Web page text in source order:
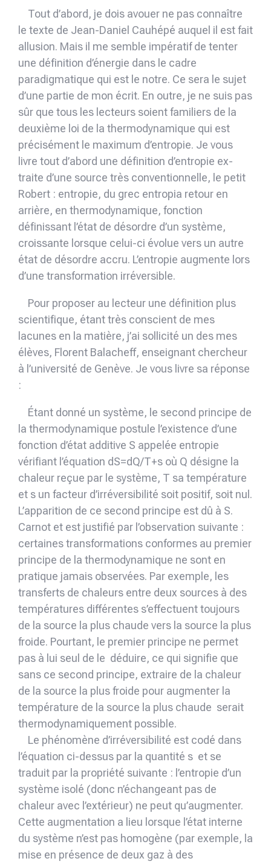
Tout d’abord, je dois avouer ne pas connaître
le texte de Jean-Daniel Cauhépé auquel il est fait
allusion. Mais il me semble impératif de tenter
une définition d’énergie dans le cadre
paradigmatique qui est le notre. Ce sera le sujet
d’une partie de mon écrit. En outre, je ne suis pas
sûr que tous les lecteurs soient familiers de la
deuxième loi de la thermodynamique qui est
précisé­ment le maximum d’entropie. Je vous
livre tout d’abord une définition d’entropie ex­
traite d’une source très conventionnelle, le petit
Robert : entropie, du grec entropia retour en
arrière, en thermodynamique, fonction
définissant l’état de désordre d’un système,
croissante lorsque celui-ci évolue vers un autre
état de désordre accru. L’entropie augmente lors
d’une transforma­tion irréversible.
Pour proposer au lecteur une définition plus
scientifique, étant très conscient de mes
lacunes en la matière, j’ai sollicité un des mes
élèves, Florent Balacheff, enseignant chercheur
à l’université de Genève. Je vous livre sa réponse
:
Étant donné un système, le second principe de
la thermodynamique postule l’existence d’une
fonction d’état additive S appelée entropie
vérifiant l’équation dS=dQ/T+s où Q désigne la
chaleur reçue par le système, T sa température
et s un facteur d’irréversibilité soit positif, soit nul.
L’apparition de ce second principe est dû à S.
Carnot et est justifié par l’observation suivante :
certaines transformations confor­mes au premier
principe de la thermodynamique ne sont en
pratique jamais observées. Par exemple, les
transferts de chaleurs entre deux sources à des
températures différentes s’effectuent toujours
de la source la plus chaude vers la source la plus
froide. Pourtant, le premier principe ne permet
pas à lui seul de le déduire, ce qui signifie que
sans ce second principe, extraire de la chaleur
de la source la plus froide pour augmenter la
température de la source la plus chaude serait
thermodynamiquement possible.
Le phénomène d’irréversibilité est codé dans
l’équation ci-dessus par la quantité s et se
traduit par la propriété suivante : l’entropie d’un
système isolé (donc n’échangeant pas de
chaleur avec l’extérieur) ne peut qu’augmenter.
Cette augmentation a lieu lorsque l’état interne
du système n’est pas homogène (par exemple, la
mise en présence de deux gaz à des